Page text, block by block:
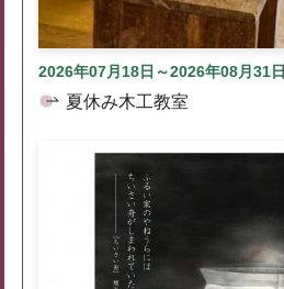
2026年07月18日～2026年08月31日
夏休み木工教室